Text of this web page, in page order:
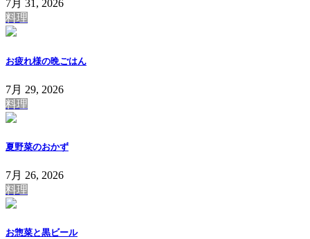
7月 31, 2026
料理
お疲れ様の晩ごはん
7月 29, 2026
料理
夏野菜のおかず
7月 26, 2026
料理
お惣菜と黒ビール